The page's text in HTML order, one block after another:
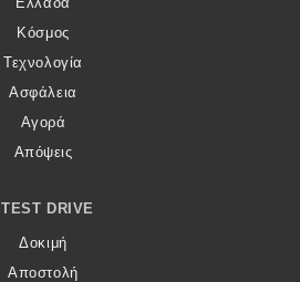
Κόσμος
Τεχνολογία
Ασφάλεια
Αγορά
Απόψεις
TEST DRIVE
Δοκιμή
Αποστολή